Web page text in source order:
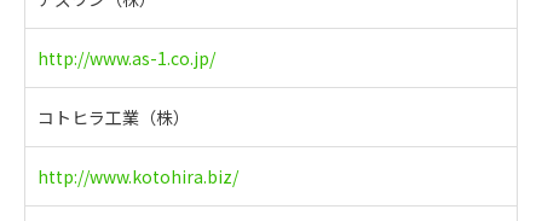
http://www.as-1.co.jp/
コトヒラ工業（株）
http://www.kotohira.biz/